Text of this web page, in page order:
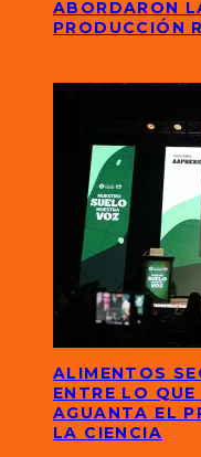
ABORDARON
PRODUCCIÓN
ALIMENTOS
ENTRE LO
AGUANTA EL
LA CIENCIA